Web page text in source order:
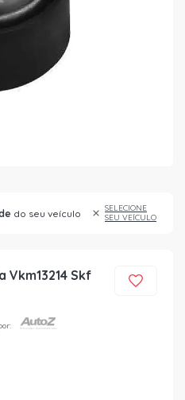
do seu veículo
SELECIONE
SEU VEÍCULO
Skf